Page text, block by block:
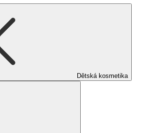
Dětská kosmetika